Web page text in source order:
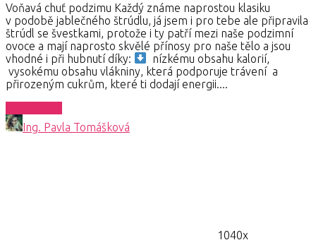
Voňavá chuť podzimu Každý známe naprostou klasiku
v podobě jablečného štrúdlu, já jsem i pro tebe ale připravila
štrúdl se švestkami, protože i ty patří mezi naše podzimní
ovoce a mají naprosto skvělé přínosy pro naše tělo a jsou
vhodné i při hubnutí díky:
nízkému obsahu kalorií,
vysokému obsahu vlákniny, která podporuje trávení a
přirozeným cukrům, které ti dodají energii....
Ing. Pavla Tomášková
1040x